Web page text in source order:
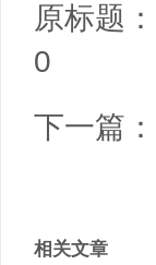
原标题：
0
下一篇：
相关文章